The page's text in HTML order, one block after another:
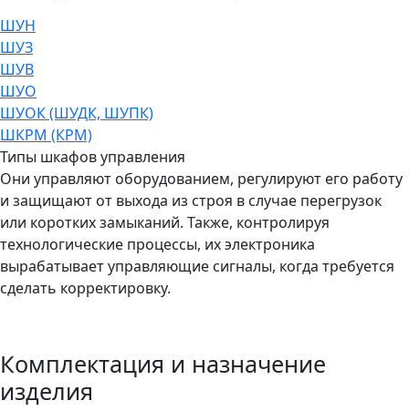
ШУН
ШУЗ
ШУВ
ШУО
ШУОК (ШУДК, ШУПК)
ШКРМ (КРМ)
Типы шкафов управления
Они управляют оборудованием, регулируют его работу
и защищают от выхода из строя в случае перегрузок
или коротких замыканий. Также, контролируя
технологические процессы, их электроника
вырабатывает управляющие сигналы, когда требуется
сделать корректировку.
Комплектация и назначение
изделия